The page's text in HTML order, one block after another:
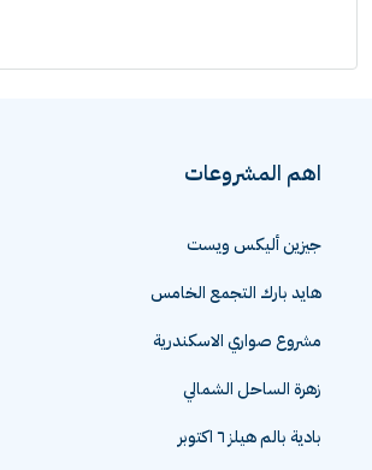
اهم المشروعات
جيزين أليكس ويست
هايد بارك التجمع الخامس
مشروع صواري الاسكندرية
زهرة الساحل الشمالي
بادية بالم هيلز ٦ اكتوبر